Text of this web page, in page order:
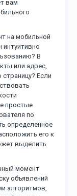
вам
на мобильной
интуитивно
В
или адрес,
Если
простые
по
определенное
его к
выделить
момент
объявлений
алгоритмов,